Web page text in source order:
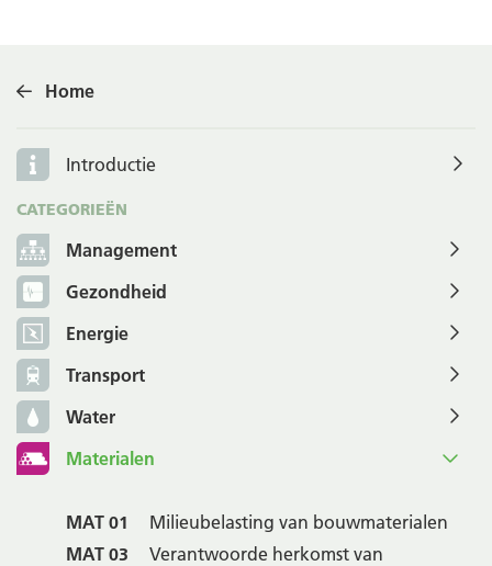
Home
Introductie
CATEGORIEËN
Management
Gezondheid
Energie
Transport
Water
Materialen
MAT 01
Milieubelasting van bouwmaterialen
MAT 03
Verantwoorde herkomst van